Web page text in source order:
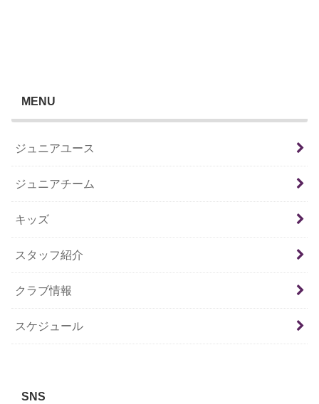
MENU
ジュニアユース
ジュニアチーム
キッズ
スタッフ紹介
クラブ情報
スケジュール
SNS